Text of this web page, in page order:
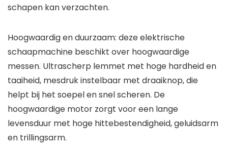
schapen kan verzachten.
Hoogwaardig en duurzaam: deze elektrische
schaapmachine beschikt over hoogwaardige
messen. Ultrascherp lemmet met hoge hardheid en
taaiheid, mesdruk instelbaar met draaiknop, die
helpt bij het soepel en snel scheren. De
hoogwaardige motor zorgt voor een lange
levensduur met hoge hittebestendigheid, geluidsarm
en trillingsarm.